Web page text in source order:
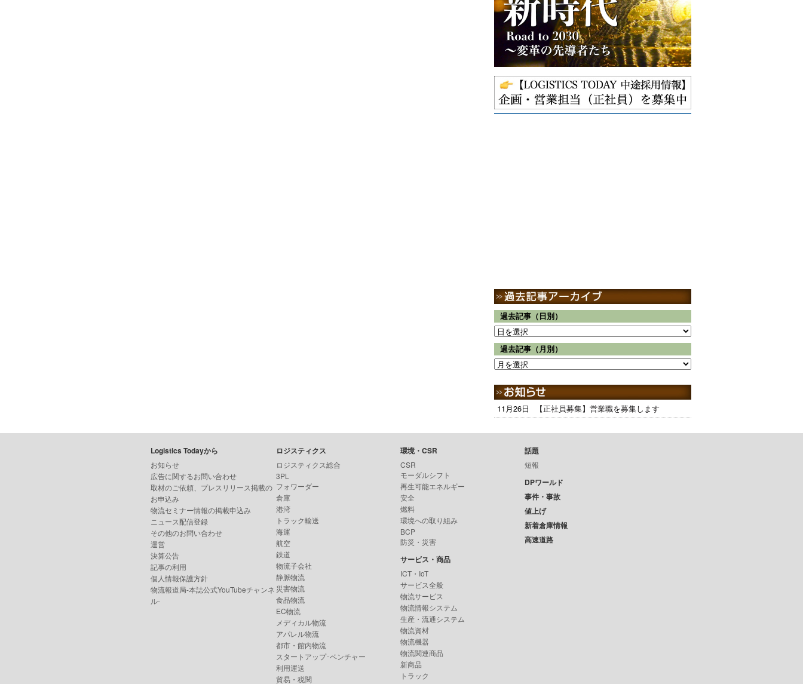
過去記事（日別）
過去記事（月別）
11月26日 【正社員募集】営業職を募集します
Logistics Todayから
お知らせ
広告に関するお問い合わせ
取材のご依頼、プレスリリース掲載の
お申込み
物流セミナー情報の掲載申込み
ニュース配信登録
その他のお問い合わせ
運営
決算公告
記事の利用
個人情報保護方針
物流報道局-本誌公式YouTubeチャンネ
ル-
ロジスティクス
ロジスティクス総合
3PL
フォワーダー
倉庫
港湾
トラック輸送
海運
航空
鉄道
物流子会社
静脈物流
災害物流
食品物流
EC物流
メディカル物流
アパレル物流
都市・館内物流
スタートアップ･ベンチャー
利用運送
貿易・税関
環境・CSR
CSR
モーダルシフト
再生可能エネルギー
安全
燃料
環境への取り組み
BCP
防災・災害
サービス・商品
ICT・IoT
サービス全般
物流サービス
物流情報システム
生産・流通システム
物流資材
物流機器
物流関連商品
新商品
トラック
話題
短報
DPワールド
事件・事故
値上げ
新着倉庫情報
高速道路